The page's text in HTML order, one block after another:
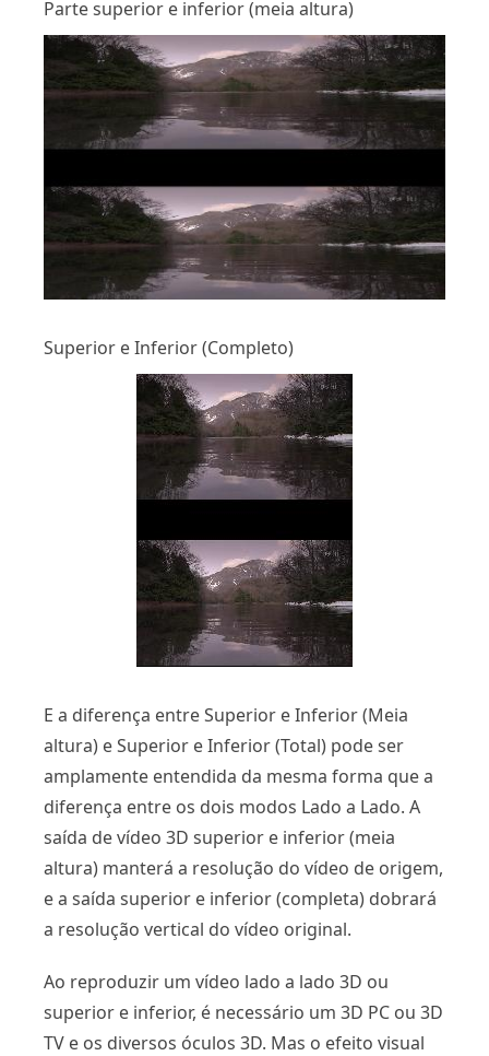
Parte superior e inferior (meia altura)
Superior e Inferior (Completo)
E a diferença entre Superior e Inferior (Meia
altura) e Superior e Inferior (Total) pode ser
amplamente entendida da mesma forma que a
diferença entre os dois modos Lado a Lado. A
saída de vídeo 3D superior e inferior (meia
altura) manterá a resolução do vídeo de origem,
e a saída superior e inferior (completa) dobrará
a resolução vertical do vídeo original.
Ao reproduzir um vídeo lado a lado 3D ou
superior e inferior, é necessário um 3D PC ou 3D
TV e os diversos óculos 3D. Mas o efeito visual